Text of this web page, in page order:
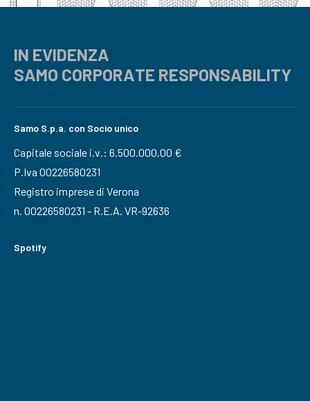
IN EVIDENZA
SAMO CORPORATE RESPONSABILITY
Samo S.p.a. con Socio unico
Capitale sociale i.v.: 6.500.000,00 €
P.Iva 00226580231
Registro imprese di Verona
n. 00226580231 - R.E.A. VR-92636
Spotify